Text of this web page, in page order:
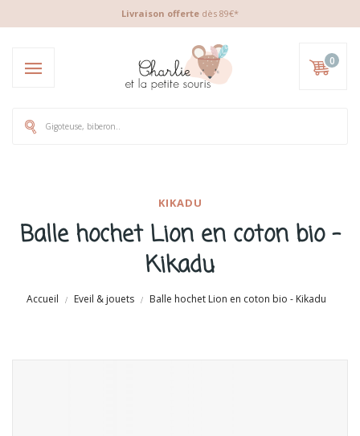
Livraison offerte dès 89€*
0
KIKADU
Balle hochet Lion en coton bio -
Kikadu
Accueil Eveil & jouets Balle hochet Lion en coton bio - Kikadu